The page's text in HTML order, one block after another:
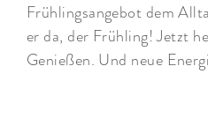
Frühlingsangebot dem
er da, der Frühling! Jetzt
Genießen. Und neue